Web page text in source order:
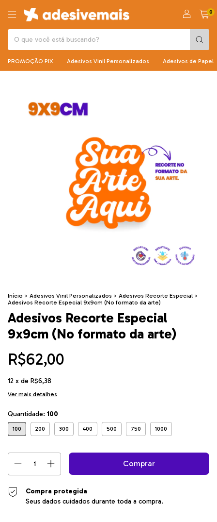
0
PROMOÇÃO PIX Adesivos Vinil Personalizados Adesivos de Papel
Início > Adesivos Vinil Personalizados > Adesivos Recorte Especial >
Adesivos Recorte Especial 9x9cm (No formato da arte)
Adesivos Recorte Especial
9x9cm (No formato da arte)
R$62,00
12 x de R$6,38
Ver mais detalhes
Quantidade: 100
100 200 300 400 500 750 1000
Compra protegida
Seus dados cuidados durante toda a compra.